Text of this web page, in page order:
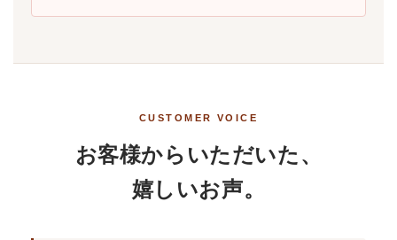
CUSTOMER VOICE
お客様からいただいた、
嬉しいお声。